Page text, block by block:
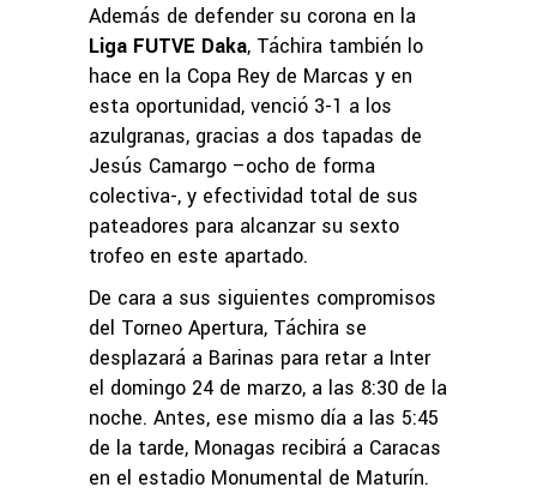
Además de defender su corona en la
Liga FUTVE Daka, Táchira también lo
hace en la Copa Rey de Marcas y en
esta oportunidad, venció 3-1 a los
azulgranas, gracias a dos tapadas de
Jesús Camargo –ocho de forma
colectiva-, y efectividad total de sus
pateadores para alcanzar su sexto
trofeo en este apartado.
De cara a sus siguientes compromisos
del Torneo Apertura, Táchira se
desplazará a Barinas para retar a Inter
el domingo 24 de marzo, a las 8:30 de la
noche. Antes, ese mismo día a las 5:45
de la tarde, Monagas recibirá a Caracas
en el estadio Monumental de Maturín.